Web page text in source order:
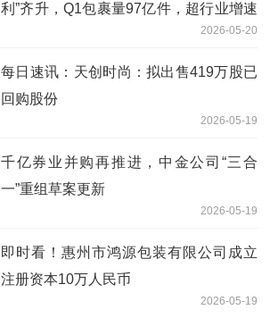
利”齐升，Q1包裹量97亿件，超行业增速
2026-05-20
每日速讯：天创时尚：拟出售419万股已
回购股份
2026-05-19
千亿券业并购再推进，中金公司“三合
一”重组草案更新
2026-05-19
即时看！惠州市鸿源包装有限公司成立
注册资本10万人民币
2026-05-19